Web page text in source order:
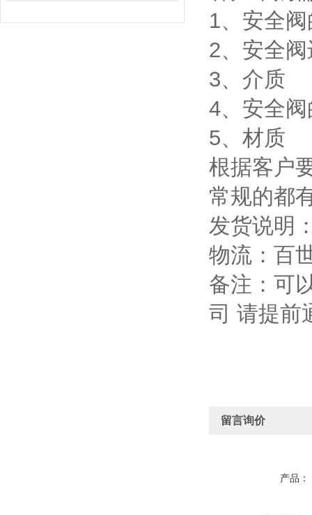
1、安全
2、安全
3、介质
4、安全
5、材质
根据客户
常规的都
发货说明
物流：百
备注：可
司 请提前
留言询价
产品：